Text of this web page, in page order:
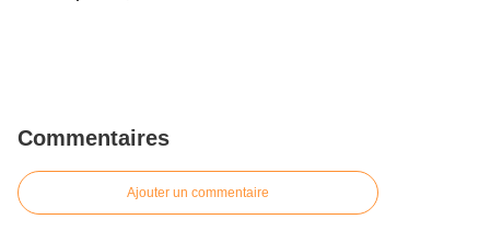
Commentaires
Ajouter un commentaire